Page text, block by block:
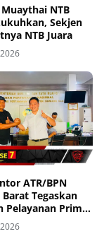
NTB
Sekjen
NTB Juara
ATR/BPN
Tegaskan
Pelayanan Prima
Pengaduan